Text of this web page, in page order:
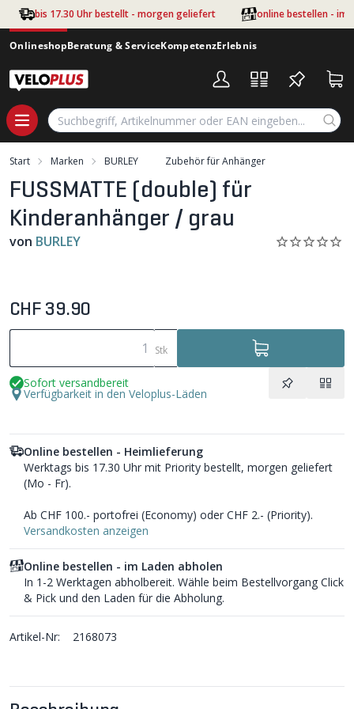
Zum Hauptinhalt springen
bis 17.30 Uhr bestellt - morgen geliefert online bestellen - im
OnlineshopBeratung & ServiceKompetenzErlebnis
Start Marken BURLEY Zubehör für Anhänger
FUSSMATTE (double) für
Kinderanhänger / grau
von BURLEY
CHF 39.90
Stk
Sofort versandbereit
Verfügbarkeit in den Veloplus-Läden
Online bestellen - Heimlieferung
Werktags bis 17.30 Uhr mit Priority bestellt, morgen geliefert
(Mo - Fr).
Ab CHF 100.- portofrei (Economy) oder CHF 2.- (Priority).
Versandkosten anzeigen
Online bestellen - im Laden abholen
In 1-2 Werktagen abholbereit. Wähle beim Bestellvorgang Click
& Pick und den Laden für die Abholung.
Artikel-Nr: 2168073